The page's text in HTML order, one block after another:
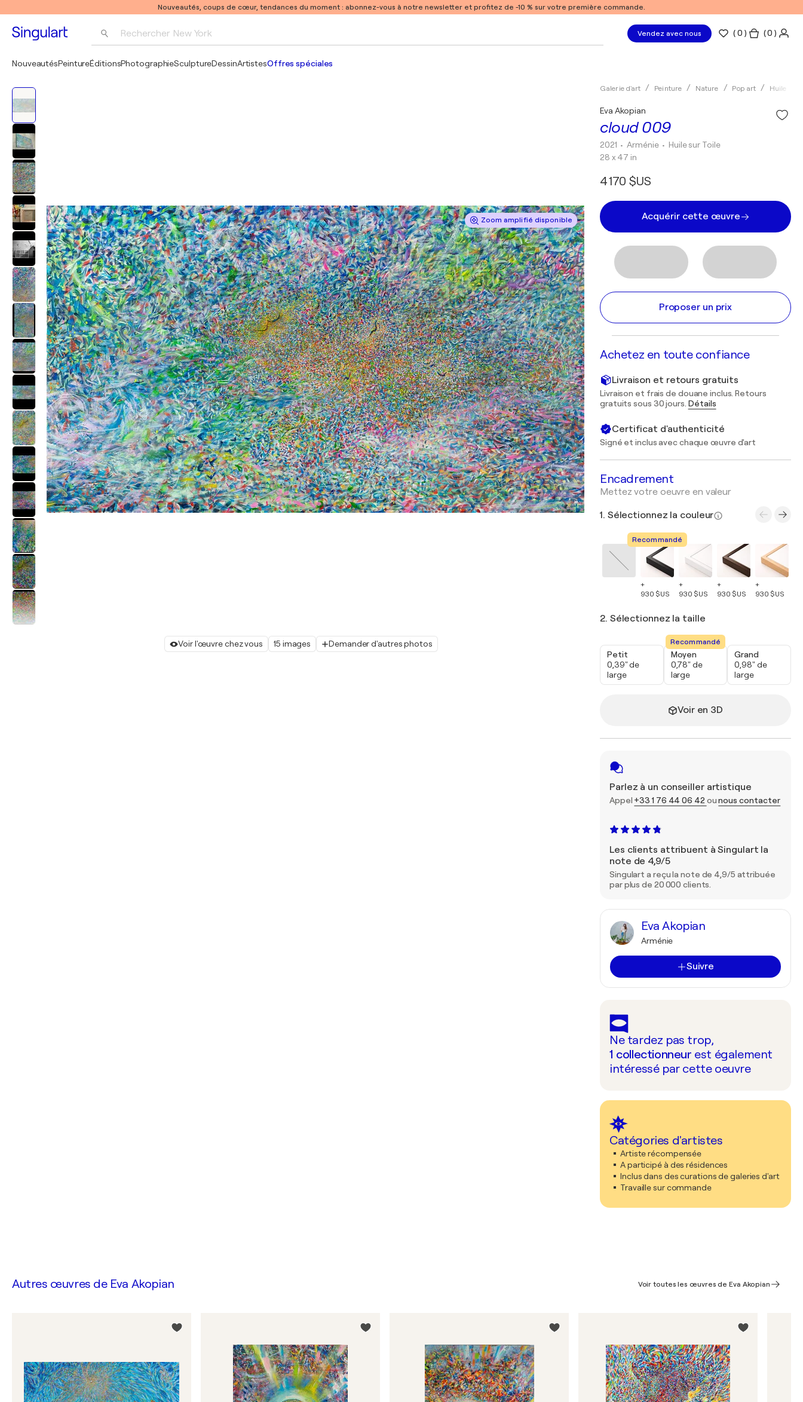
Nouveautés, coups de cœur, tendances du moment : abonnez-vous à notre newsletter et profitez de -10 % sur votre première commande.
Rechercher New York Vendez avec nous (0 ) ( 0 )
NouveautésPeintureÉditionsPhotographieSculptureDessinArtistesOffres spéciales
Zoom amplifié disponible
Voir l'œuvre chez vous 15 images Demander d'autres photos
Galerie d'art Peinture Nature Pop art Huile
cloud 009
Eva Akopian
2021 • Arménie • Huile sur Toile
28 x 47 in
4 170 $US
Acquérir cette œuvre
Proposer un prix
Achetez en toute confiance
Livraison et retours gratuits
Livraison et frais de douane inclus. Retours
gratuits sous 30 jours. Détails
Certificat d'authenticité
Signé et inclus avec chaque œuvre d'art
Encadrement
Mettez votre oeuvre en valeur
1. Sélectionnez la couleur
Recommandé
+
930 $US
+
930 $US
+
930 $US
+
930 $US
2. Sélectionnez la taille
Petit
0,39" de
large
Recommandé
Moyen
0,78" de
large
Grand
0,98" de
large
Voir en 3D
Parlez à un conseiller artistique
Appel +33 1 76 44 06 42 ounous contacter
Les clients attribuent à Singulart la
note de 4,9/5
Singulart a reçu la note de 4,9/5 attribuée
par plus de 20 000 clients.
Eva Akopian
Arménie
Suivre
Ne tardez pas trop,
1 collectionneur est également
intéressé par cette oeuvre
Catégories d'artistes
Artiste récompensée
A participé à des résidences
Inclus dans des curations de galeries d'art
Travaille sur commande
Autres œuvres de Eva Akopian Voir toutes les œuvres de Eva Akopian